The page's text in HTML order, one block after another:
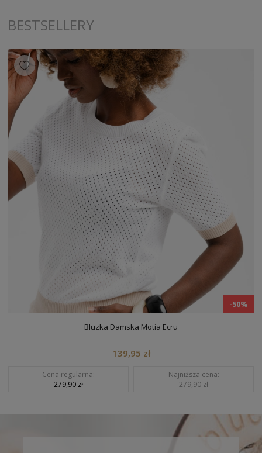
BESTSELLERY
-50%
Bluzka Damska Life Dark Navy
144,95 zł
Cena regularna:
289,90 zł
Najniższa cena:
289,90 zł